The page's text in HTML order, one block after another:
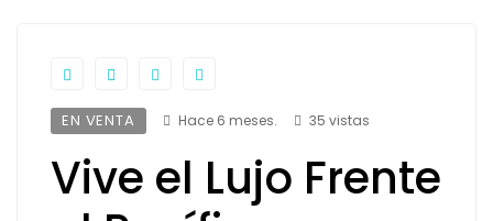
EN VENTA Hace 6 meses. 35 vistas
Vive el Lujo Frente